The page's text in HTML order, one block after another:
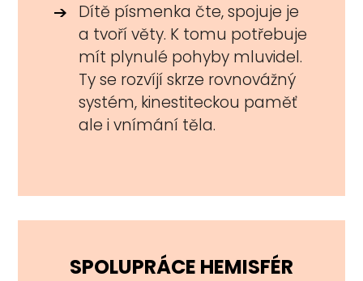
Dítě písmenka čte, spojuje je
a tvoří věty. K tomu potřebuje
mít plynulé pohyby mluvidel.
Ty se rozvíjí skrze rovnovážný
systém, kinestiteckou paměť
ale i vnímání těla.
SPOLUPRÁCE HEMISFÉR